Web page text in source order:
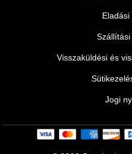
Visszaküldési és
Jogi